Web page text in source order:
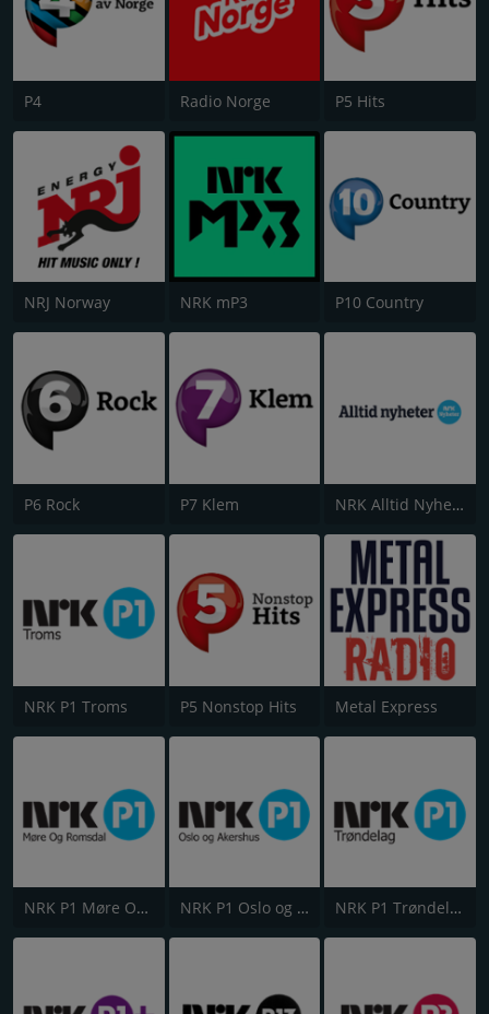
P4 Radio Norge P5 Hits
NRJ Norway NRK mP3 P10 Country
P6 Rock P7 Klem NRK Alltid Nyheter
NRK P1 Troms P5 Nonstop Hits Metal Express
NRK P1 Møre Og Romsdal NRK P1 Oslo og Akershus NRK P1 Trøndelag